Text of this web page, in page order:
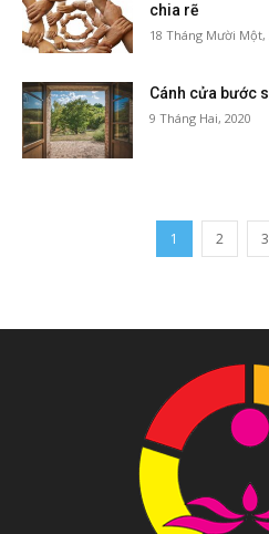
chia rẽ
18 Tháng Mười Một,
Cánh cửa bước
9 Tháng Hai, 2020
1 2 3